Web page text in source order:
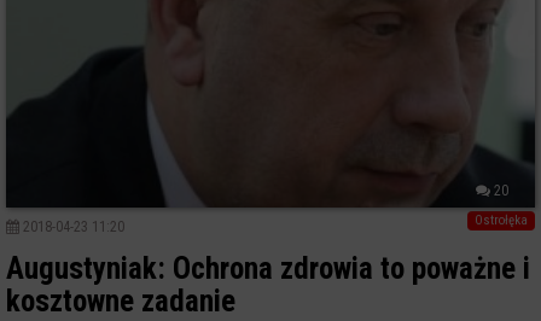
20
Ostrołęka
2018-04-23 11:20
Augustyniak: Ochrona zdrowia to poważne i
kosztowne zadanie